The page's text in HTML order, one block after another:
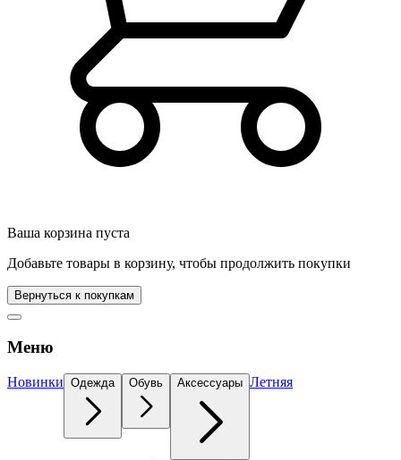
Ваша корзина пуста
Добавьте товары в корзину, чтобы продолжить покупки
Вернуться к покупкам
Меню
Новинки Одежда Обувь Аксессуары Летняя